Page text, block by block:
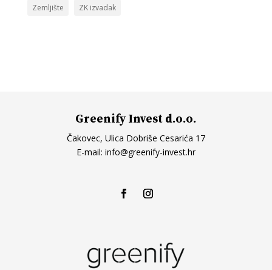
Zemljište
ZK izvadak
Greenify Invest d.o.o.
Čakovec, Ulica Dobriše Cesarića 17
E-mail: info@greenify-invest.hr